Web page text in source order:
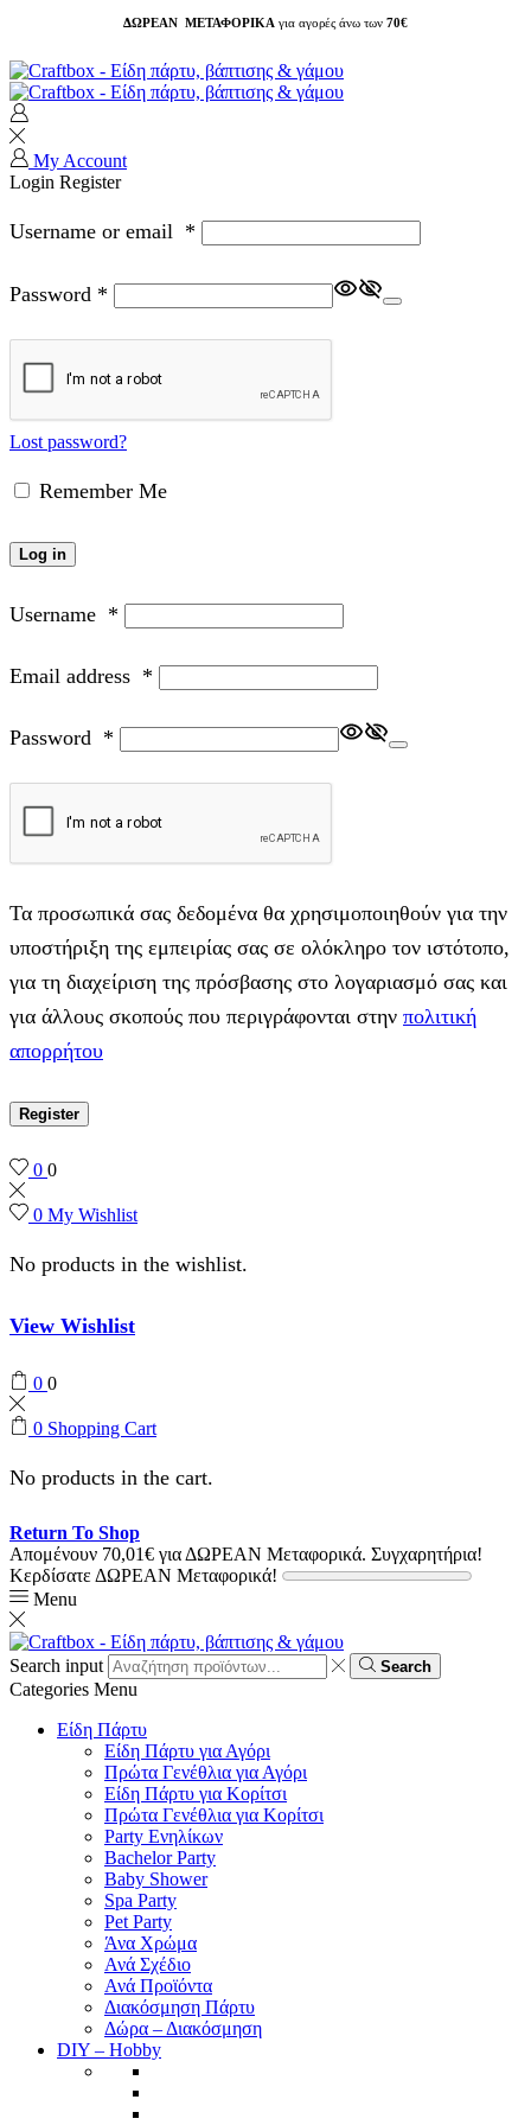
ΔΩΡΕΑΝ ΜΕΤΑΦΟΡΙΚΑ για αγορές άνω των 70€
My Account
Login Register
Username or email *
Password *
Lost password?
Remember Me
Log in
Username *
Email address *
Password *
Τα προσωπικά σας δεδομένα θα χρησιμοποιηθούν για την
υποστήριξη της εμπειρίας σας σε ολόκληρο τον ιστότοπο,
για τη διαχείριση της πρόσβασης στο λογαριασμό σας και
για άλλους σκοπούς που περιγράφονται στην πολιτική
απορρήτου
Register
0 0
0 My Wishlist
No products in the wishlist.
View Wishlist
0 0
0 Shopping Cart
No products in the cart.
Return To Shop
Απομένουν 70,01€ για ΔΩΡΕΑΝ Μεταφορικά. Συγχαρητήρια!
Κερδίσατε ΔΩΡΕΑΝ Μεταφορικά!
Menu
Search input Search
Categories Menu
Είδη Πάρτυ
Είδη Πάρτυ για Αγόρι
Πρώτα Γενέθλια για Αγόρι
Είδη Πάρτυ για Κορίτσι
Πρώτα Γενέθλια για Κορίτσι
Party Ενηλίκων
Bachelor Party
Baby Shower
Spa Party
Pet Party
Άνα Χρώμα
Ανά Σχέδιο
Ανά Προϊόντα
Διακόσμηση Πάρτυ
Δώρα – Διακόσμηση
DIY – Hobby